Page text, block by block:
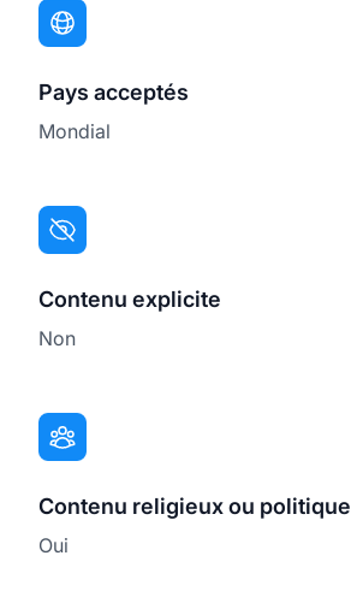
Pays acceptés
Mondial
Contenu explicite
Non
Contenu religieux ou politique
Oui